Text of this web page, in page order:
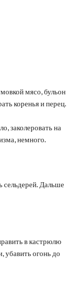
мясо, бульон
коренья и перец.
заколеровать на
немного.
сельдерей. Дальше
в кастрюлю
убавить огонь до